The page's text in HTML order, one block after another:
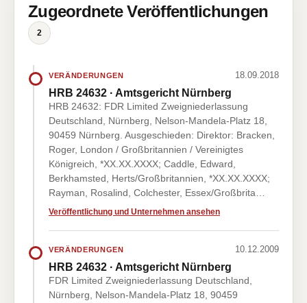
Zugeordnete Veröffentlichungen
2
VERÄNDERUNGEN 18.09.2018
HRB 24632 · Amtsgericht Nürnberg
HRB 24632: FDR Limited Zweigniederlassung
Deutschland, Nürnberg, Nelson-Mandela-Platz 18,
90459 Nürnberg. Ausgeschieden: Direktor: Bracken,
Roger, London / Großbritannien / Vereinigtes
Königreich, *XX.XX.XXXX; Caddle, Edward,
Berkhamsted, Herts/Großbritannien, *XX.XX.XXXX;
Rayman, Rosalind, Colchester, Essex/Großbrita…
Veröffentlichung und Unternehmen ansehen
VERÄNDERUNGEN 10.12.2009
HRB 24632 · Amtsgericht Nürnberg
FDR Limited Zweigniederlassung Deutschland,
Nürnberg, Nelson-Mandela-Platz 18, 90459